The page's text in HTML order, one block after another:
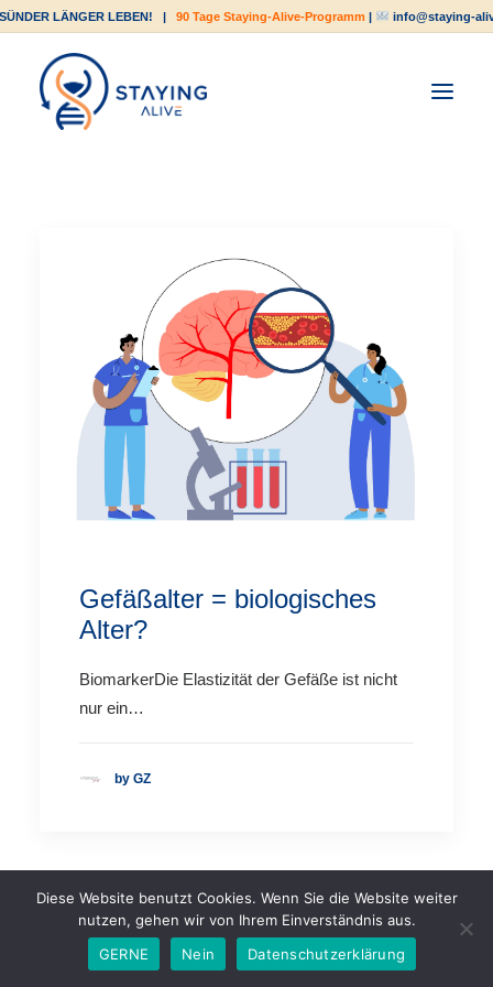
LÄNGER LEBEN! |90 Tage Staying-Alive-Programm | info@staying-
Gefäßalter = biologisches
Alter?
BiomarkerDie Elastizität der Gefäße ist nicht
nur ein…
by GZ
Diese Website benutzt Cookies. Wenn Sie die Website weiter
nutzen, gehen wir von Ihrem Einverständnis aus.
GERNE
Nein Datenschutzerklärung